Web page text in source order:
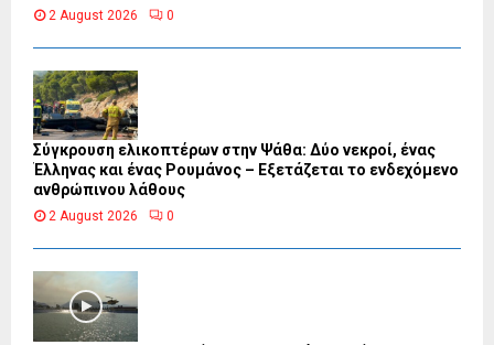
2 August 2026 0
Σύγκρουση ελικοπτέρων στην Ψάθα: Δύο νεκροί, ένας
Έλληνας και ένας Ρουμάνος – Εξετάζεται το ενδεχόμενο
ανθρώπινου λάθους
2 August 2026 0